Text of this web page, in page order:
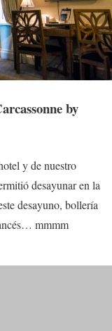
by
y de nuestro
desayunar en la
desayuno, bollería
mmmm